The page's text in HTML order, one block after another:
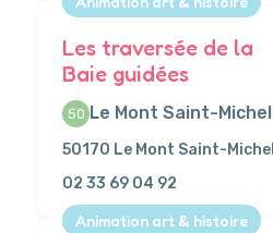
Les traversée de la
Baie guidées
50 Le Mont Saint-Michel
50170 Le Mont Saint-Michel
02 33 69 04 92
Animation art & histoire